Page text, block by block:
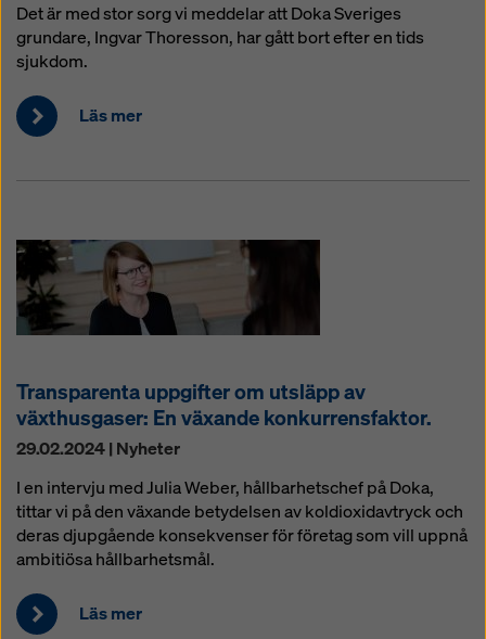
Det är med stor sorg vi meddelar att Doka Sveriges
grundare, Ingvar Thoresson, har gått bort efter en tids
sjukdom.
Läs mer
Transparenta uppgifter om utsläpp av
växthusgaser: En växande konkurrensfaktor.
29.02.2024 | Nyheter
I en intervju med Julia Weber, hållbarhetschef på Doka,
tittar vi på den växande betydelsen av koldioxidavtryck och
deras djupgående konsekvenser för företag som vill uppnå
ambitiösa hållbarhetsmål.
Läs mer